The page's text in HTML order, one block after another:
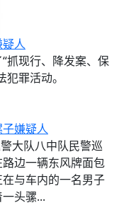
人
抓现行、降发案、保
罪活动。
嫌疑人
大队八中队民警巡
边一辆东风牌面包
与车内的一名男子
头骡...